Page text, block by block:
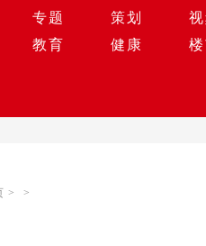
专题 策划
教育 健康
> >